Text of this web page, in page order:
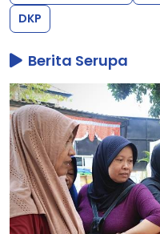
DKP
Berita Serupa